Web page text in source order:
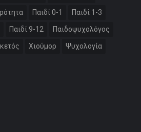
Παιδί 0-1 Παιδί 1-3
Παιδί 9-12 Παιδοψυχολόγος
Χιούμορ Ψυχολογία